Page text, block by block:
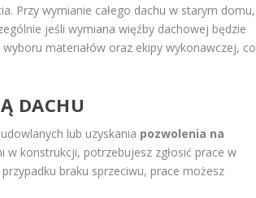
Przy wymianie całego dachu w starym domu,
jeśli wymiana więźby dachowej będzie
materiałów oraz ekipy wykonawczej, co
DACHU
lub uzyskania pozwolenia na
w konstrukcji, potrzebujesz zgłosić prace w
braku sprzeciwu, prace możesz